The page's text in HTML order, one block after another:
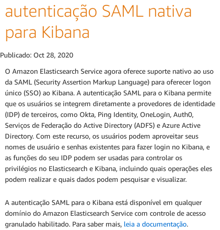
autenticação SAML nativa
para Kibana
Publicado: Oct 28, 2020
O Amazon Elasticsearch Service agora oferece suporte nativo ao uso
da SAML (Security Assertion Markup Language) para oferecer logon
único (SSO) ao Kibana. A autenticação SAML para o Kibana permite
que os usuários se integrem diretamente a provedores de identidade
(IDP) de terceiros, como Okta, Ping Identity, OneLogin, Auth0,
Serviços de Federação do Active Directory (ADFS) e Azure Active
Directory. Com este recurso, os usuários podem aproveitar seus
nomes de usuário e senhas existentes para fazer login no Kibana, e
as funções do seu IDP podem ser usadas para controlar os
privilégios no Elasticsearch e Kibana, incluindo quais operações eles
podem realizar e quais dados podem pesquisar e visualizar.
A autenticação SAML para o Kibana está disponível em qualquer
domínio do Amazon Elasticsearch Service com controle de acesso
granulado habilitado. Para saber mais, leia a documentação.